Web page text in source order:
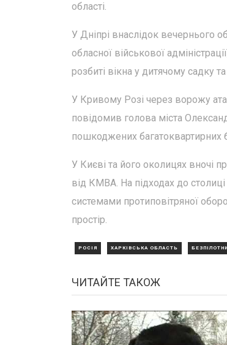
області.
У Дніпрі внаслідок вечернього
обласної військової
розбиті вікна у дитячому садку
У Кривому Розі через ворожу
повідомив голова міста
пошкоджених багатоквартирних
У Києві та його околицях вночі
від КМВА. На підходах до
системами протиповітряної
простір.
РОСІЯ ХАРКІВСЬКА ОБЛАСТЬ
ЧИТАЙТЕ ТАКОЖ